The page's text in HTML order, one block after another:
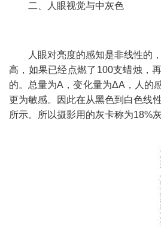
二、 人眼视觉与中灰色
人眼对亮度的感知是非线性的
高，如果已经点燃了 100支蜡烛，
的。总量为A ，变化量为ΔA ，人的
更为敏感。因此在从黑色到白色线
所示。所以摄影用的灰卡称为18%